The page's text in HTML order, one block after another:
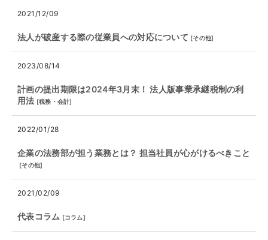
2021/12/09
法人が破産する際の従業員への対応について [その他]
2023/08/14
計画の提出期限は2024年3月末！ 法人版事業承継税制の利
用法 [税務・会計]
2022/01/28
企業の法務部が担う業務とは？ 担当社員が心がけるべきこと
[その他]
2021/02/09
代表コラム [コラム]